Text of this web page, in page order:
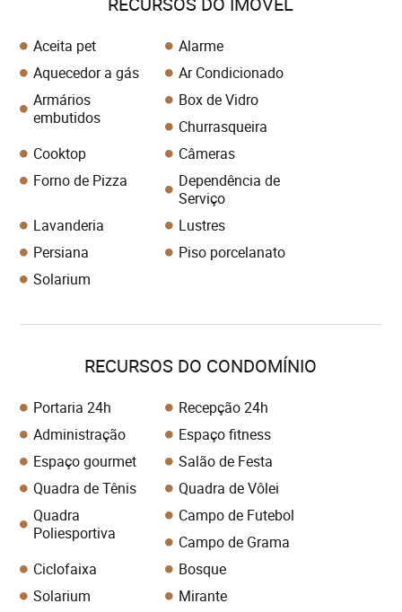
Aceita pet
Alarme
Aquecedor a gás
Ar Condicionado
Armários
embutidos
Box de Vidro
Churrasqueira
Cooktop
Câmeras
Forno de Pizza
Dependência de
Serviço
Lavanderia
Lustres
Persiana
Piso porcelanato
Solarium
RECURSOS DO CONDOMÍNIO
Portaria 24h
Recepção 24h
Administração
Espaço fitness
Espaço gourmet
Salão de Festa
Quadra de Tênis
Quadra de Vôlei
Quadra
Poliesportiva
Campo de Futebol
Campo de Grama
Ciclofaixa
Bosque
Solarium
Mirante